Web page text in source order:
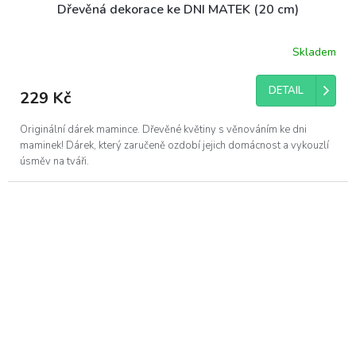
Dřevěná dekorace ke DNI MATEK (20 cm)
Skladem
229 Kč DETAIL
Originální dárek mamince. Dřevěné květiny s věnováním ke dni
maminek! Dárek, který zaručeně ozdobí jejich domácnost a vykouzlí
úsměv na tváři.